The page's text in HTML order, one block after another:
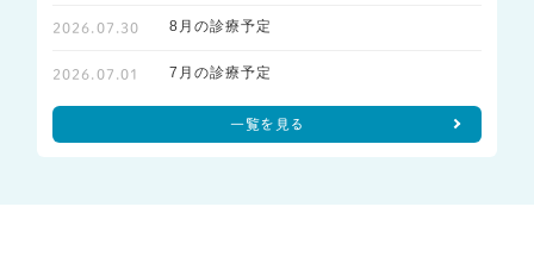
2026.07.30 8月の診療予定
2026.07.01 7月の診療予定
一覧を見る